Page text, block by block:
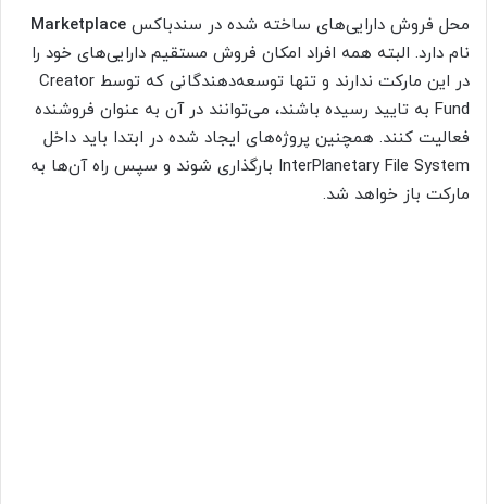
محل فروش دارایی‌های ساخته شده در سندباکس Marketplace
نام دارد. البته همه افراد امکان فروش مستقیم دارایی‌های خود را
در این مارکت ندارند و تنها توسعه‌دهندگانی که توسط Creator
Fund به تایید رسیده باشند، می‌توانند در آن به عنوان فروشنده
فعالیت کنند. همچنین پروژه‌های ایجاد شده در ابتدا باید داخل
InterPlanetary File System بارگذاری شوند و سپس راه آن‌ها به
مارکت باز خواهد شد.